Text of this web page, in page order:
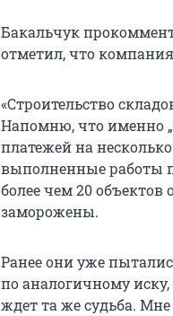
Бакальчук
отметил, что
«Строительство
Напомню, что именно
платежей на
выполненные работы
более чем 20 объектов
заморожены.
Ранее они уже
по аналогичному
ждет та же судьба.